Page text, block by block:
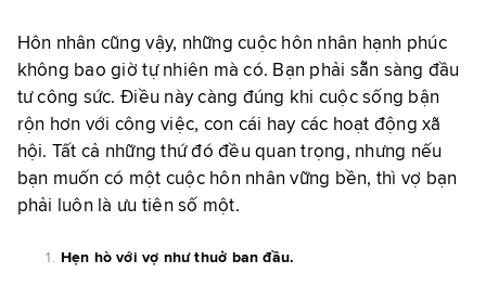
Hôn nhân cũng vậy, những cuộc hôn nhân hạnh phúc
không bao giờ tự nhiên mà có. Bạn phải sẵn sàng đầu
tư công sức. Điều này càng đúng khi cuộc sống bận
rộn hơn với công việc, con cái hay các hoạt động xã
hội. Tất cả những thứ đó đều quan trọng, nhưng nếu
bạn muốn có một cuộc hôn nhân vững bền, thì vợ bạn
phải luôn là ưu tiên số một.
Hẹn hò với vợ như thuở ban đầu.